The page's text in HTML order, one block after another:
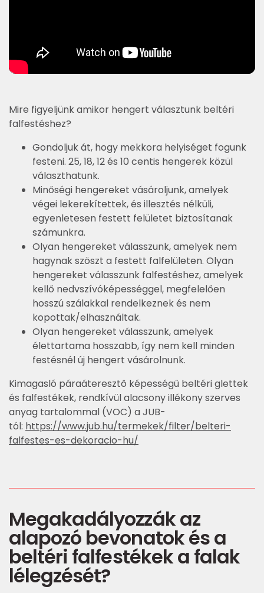
Mire figyeljünk amikor hengert választunk beltéri
falfestéshez?
Gondoljuk át, hogy mekkora helyiséget fogunk
festeni. 25, 18, 12 és 10 centis hengerek közül
választhatunk.
Minőségi hengereket vásároljunk, amelyek
végei lekerekítettek, és illesztés nélküli,
egyenletesen festett felületet biztosítanak
számunkra.
Olyan hengereket válasszunk, amelyek nem
hagynak szöszt a festett falfelületen. Olyan
hengereket válasszunk falfestéshez, amelyek
kellő nedvszívóképességgel, megfelelően
hosszú szálakkal rendelkeznek és nem
kopottak/elhasználtak.
Olyan hengereket válasszunk, amelyek
élettartama hosszabb, így nem kell minden
festésnél új hengert vásárolnunk.
Kimagasló páraáteresztő képességű beltéri glettek
és falfestékek, rendkívül alacsony illékony szerves
anyag tartalommal (VOC) a JUB-
tól: https://www.jub.hu/termekek/filter/belteri-
falfestes-es-dekoracio-hu/
Megakadályozzák az
alapozó bevonatok és a
beltéri falfestékek a falak
lélegzését?